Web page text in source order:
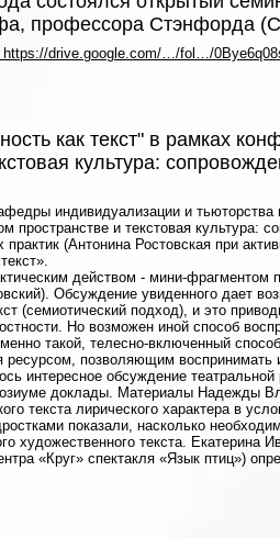
профессора Стэнфорда
drive.google.com/…/fol…/
как текст" в рамках
культура:
индивидуализации и
пространстве и текстовая
практик (Антонина Ростовская при
действом - мини-
Обсуждение увиденного дает
(семиотический подход), и это
Но возможен иной способ
такой, телесно-включенный
ресурсом, позволяющим
интересное обсуждение
доклады. Материалы Надежды
текста лирического характера в
показали, насколько
художественного текста.
«Круг» спектакля «Язык птиц»)